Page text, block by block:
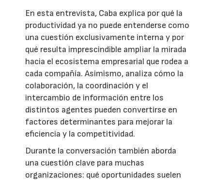
En esta entrevista, Caba explica por qué la
productividad ya no puede entenderse como
una cuestión exclusivamente interna y por
qué resulta imprescindible ampliar la mirada
hacia el ecosistema empresarial que rodea a
cada compañía. Asimismo, analiza cómo la
colaboración, la coordinación y el
intercambio de información entre los
distintos agentes pueden convertirse en
factores determinantes para mejorar la
eficiencia y la competitividad.
Durante la conversación también aborda
una cuestión clave para muchas
organizaciones: qué oportunidades suelen